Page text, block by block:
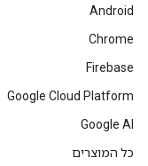
Android
Chrome
Firebase
Google Cloud Platform
Google AI
כל המוצרים